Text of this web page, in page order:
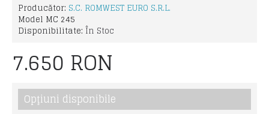
Producător: S.C. ROMWEST EURO S.R.L.
Model MC 245
Disponibilitate: În Stoc
7.650 RON
Opţiuni disponibile